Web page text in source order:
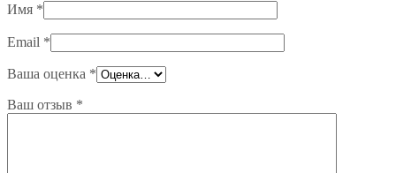
Имя *
Email *
Ваша оценка *
Ваш отзыв *